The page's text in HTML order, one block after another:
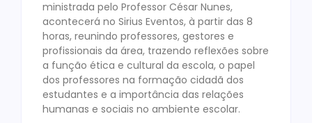
ministrada pelo Professor César Nunes,
acontecerá no Sirius Eventos, à partir das 8
horas, reunindo professores, gestores e
profissionais da área, trazendo reflexões sobre
a função ética e cultural da escola, o papel
dos professores na formação cidadã dos
estudantes e a importância das relações
humanas e sociais no ambiente escolar.